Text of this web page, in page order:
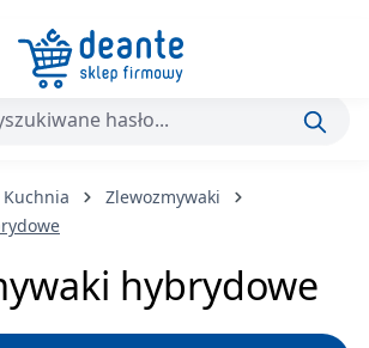
zawartości
Kuchnia
Zlewozmywaki
hybrydowe